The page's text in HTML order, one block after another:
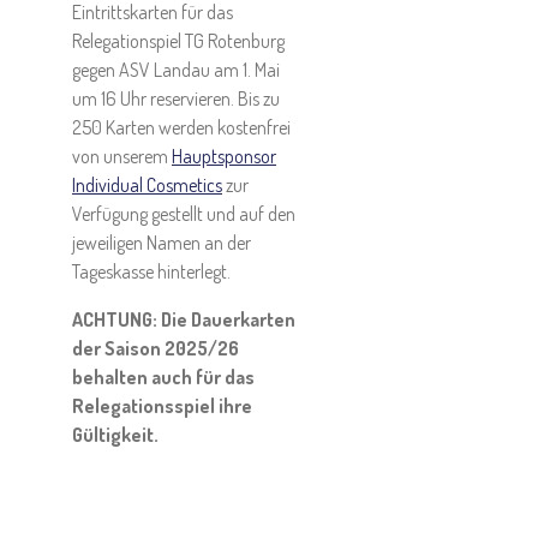
Eintrittskarten für das
Relegationspiel TG Rotenburg
gegen ASV Landau am 1. Mai
um 16 Uhr reservieren. Bis zu
250 Karten werden kostenfrei
von unserem Hauptsponsor
Individual Cosmeticszur
Verfügung gestellt und auf den
jeweiligen Namen an der
Tageskasse hinterlegt.
ACHTUNG: Die Dauerkarten
der Saison 2025/26
behalten auch für das
Relegationsspiel ihre
Gültigkeit.